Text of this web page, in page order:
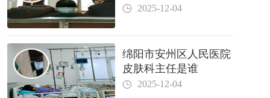
2025-12-04
绵阳市安州区人民医院
皮肤科主任是谁
2025-12-04